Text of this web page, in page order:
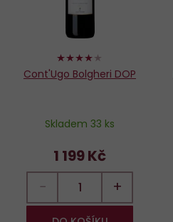
80%
Cont'Ugo Bolgheri DOP
Skladem 33 ks
1 199 Kč
− +